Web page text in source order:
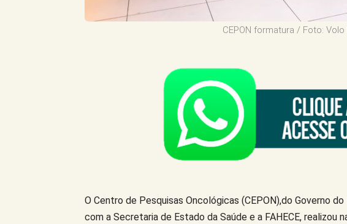
CEPON formatura / Foto: Volo
O Centro de Pesquisas Oncológicas (CEPON),do Governo
com a Secretaria de Estado da Saúde e a FAHECE, realizou